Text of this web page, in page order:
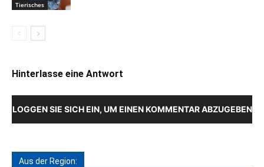
Tierisches
Hinterlasse eine Antwort
LOGGEN SIE SICH EIN, UM EINEN KOMMENTAR ABZUGEBEN
Aus der Region: